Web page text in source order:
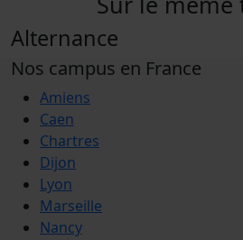
Alternance
Nos campus en France
Amiens
Caen
Chartres
Dijon
Lyon
Marseille
Nancy